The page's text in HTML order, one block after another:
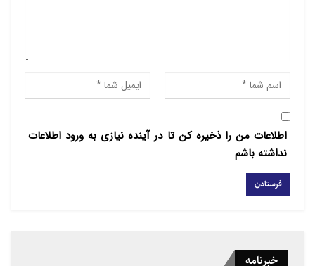
اطلاعات من را ذخیره کن تا در آینده نیازی به ورود اطلاعات
نداشته باشم
خبرنامه